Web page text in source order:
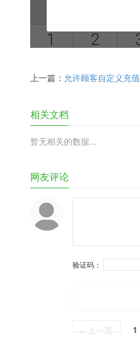
上一篇： 允许顾客自定义充值
相关文档
暂无相关的数据...
网友评论
验证码：
« 上一页 1